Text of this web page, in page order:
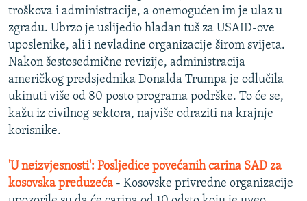
troškova i administracije, a onemogućen im je ulaz u
zgradu. Ubrzo je uslijedio hladan tuš za USAID-ove
uposlenike, ali i nevladine organizacije širom svijeta.
Nakon šestosedmične revizije, administracija
američkog predsjednika Donalda Trumpa je odlučila
ukinuti više od 80 posto programa podrške. To će se,
kažu iz civilnog sektora, najviše odraziti na krajnje
korisnike.
'U neizvjesnosti': Posljedice povećanih carina SAD za
kosovska preduzeća - Kosovske privredne organizacije